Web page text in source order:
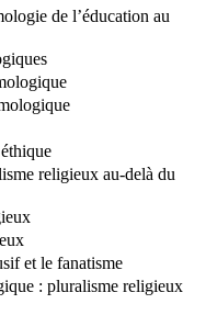
de l’éducation au
religieux au-delà du
et le fanatisme
: pluralisme religieux